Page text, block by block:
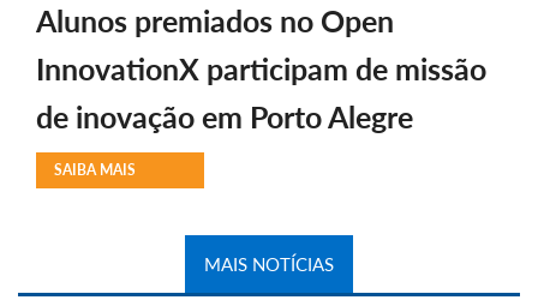
Alunos premiados no Open
InnovationX participam de missão
de inovação em Porto Alegre
SAIBA MAIS
MAIS NOTÍCIAS